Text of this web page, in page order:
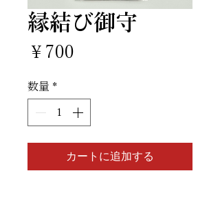
縁結び御守
￥700
数量 *
カートに追加する